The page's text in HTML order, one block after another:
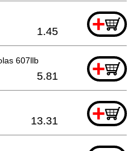
+
1.45
607llb +
5.81
+
13.31